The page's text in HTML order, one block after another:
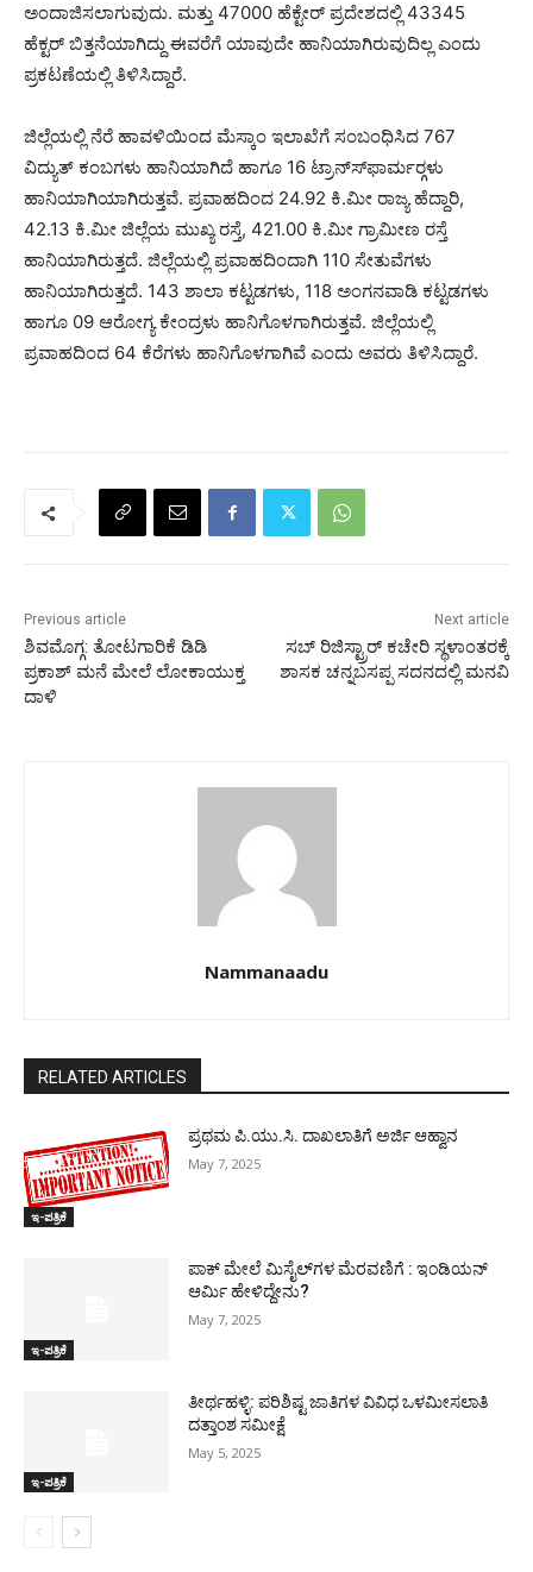
ಅಂದಾಜಿಸಲಾಗುವುದು. ಮತ್ತು 47000 ಹೆಕ್ಟೇರ್ ಪ್ರದೇಶದಲ್ಲಿ 43345
ಹೆಕ್ಟರ್‌ ಬಿತ್ತನೆಯಾಗಿದ್ದು ಈವರೆಗೆ ಯಾವುದೇ ಹಾನಿಯಾಗಿರುವುದಿಲ್ಲ ಎಂದು
ಪ್ರಕಟಣೆಯಲ್ಲಿ ತಿಳಿಸಿದ್ದಾರೆ.
ಜಿಲ್ಲೆಯಲ್ಲಿ ನೆರೆ ಹಾವಳಿಯಿಂದ ಮೆಸ್ಕಾಂ ಇಲಾಖೆಗೆ ಸಂಬಂಧಿಸಿದ 767
ವಿದ್ಯುತ್ ಕಂಬಗಳು ಹಾನಿಯಾಗಿದೆ ಹಾಗೂ 16 ಟ್ರಾನ್ಸ್‍ಫಾರ್ಮರ್‍ಗಳು
ಹಾನಿಯಾಗಿಯಾಗಿರುತ್ತವೆ. ಪ್ರವಾಹದಿಂದ 24.92 ಕಿ.ಮೀ ರಾಜ್ಯ ಹೆದ್ದಾರಿ,
42.13 ಕಿ.ಮೀ ಜಿಲ್ಲೆಯ ಮುಖ್ಯ ರಸ್ತೆ, 421.00 ಕಿ.ಮೀ ಗ್ರಾಮೀಣ ರಸ್ತೆ
ಹಾನಿಯಾಗಿರುತ್ತದೆ. ಜಿಲ್ಲೆಯಲ್ಲಿ ಪ್ರವಾಹದಿಂದಾಗಿ 110 ಸೇತುವೆಗಳು
ಹಾನಿಯಾಗಿರುತ್ತದೆ. 143 ಶಾಲಾ ಕಟ್ಟಡಗಳು, 118 ಅಂಗನವಾಡಿ ಕಟ್ಟಡಗಳು
ಹಾಗೂ 09 ಆರೋಗ್ಯ ಕೇಂದ್ರಳು ಹಾನಿಗೊಳಗಾಗಿರುತ್ತವೆ. ಜಿಲ್ಲೆಯಲ್ಲಿ
ಪ್ರವಾಹದಿಂದ 64 ಕೆರೆಗಳು ಹಾನಿಗೊಳಗಾಗಿವೆ ಎಂದು ಅವರು ತಿಳಿಸಿದ್ದಾರೆ.
Previous article
ಶಿವಮೊಗ್ಗ: ತೋಟಗಾರಿಕೆ ಡಿಡಿ
ಪ್ರಕಾಶ್‌ ಮನೆ ಮೇಲೆ ಲೋಕಾಯುಕ್ತ
ದಾಳಿ
Next article
ಸಬ್‌ ರಿಜಿಸ್ಟ್ರಾರ್‌ ಕಚೇರಿ ಸ್ಥಳಾಂತರಕ್ಕೆ
ಶಾಸಕ ಚನ್ನಬಸಪ್ಪ ಸದನದಲ್ಲಿ ಮನವಿ
Nammanaadu
RELATED ARTICLES
ಇ-ಪತ್ರಿಕೆ
ಪ್ರಥಮ ಪಿ.ಯು.ಸಿ. ದಾಖಲಾತಿಗೆ ಅರ್ಜಿ ಆಹ್ವಾನ
May 7, 2025
ಇ-ಪತ್ರಿಕೆ
ಪಾಕ್​ ಮೇಲೆ ಮಿಸೈಲ್​ಗಳ ಮೆರವಣಿಗೆ : ಇಂಡಿಯನ್
ಆರ್ಮಿ ಹೇಳಿದ್ದೇನು?
May 7, 2025
ಇ-ಪತ್ರಿಕೆ
ತೀರ್ಥಹಳ್ಳಿ: ಪರಿಶಿಷ್ಟ ಜಾತಿಗಳ ವಿವಿಧ ಒಳಮೀಸಲಾತಿ
ದತ್ತಾಂಶ ಸಮೀಕ್ಷೆ
May 5, 2025